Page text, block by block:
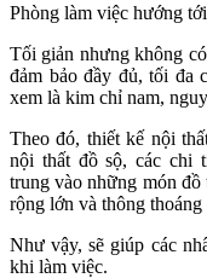
Phòng làm việc hướng
Tối giản nhưng không
đảm bảo đầy đủ, tối đa
xem là kim chỉ nam,
Theo đó, thiết kế nội
nội thất đồ sộ, các chi
trung vào những món đồ
rộng lớn và thông thoáng
Như vậy, sẽ giúp các
khi làm việc.